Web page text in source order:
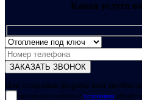
Какая услуга
Для отправки формы вам
прочитал и согласен с условиями